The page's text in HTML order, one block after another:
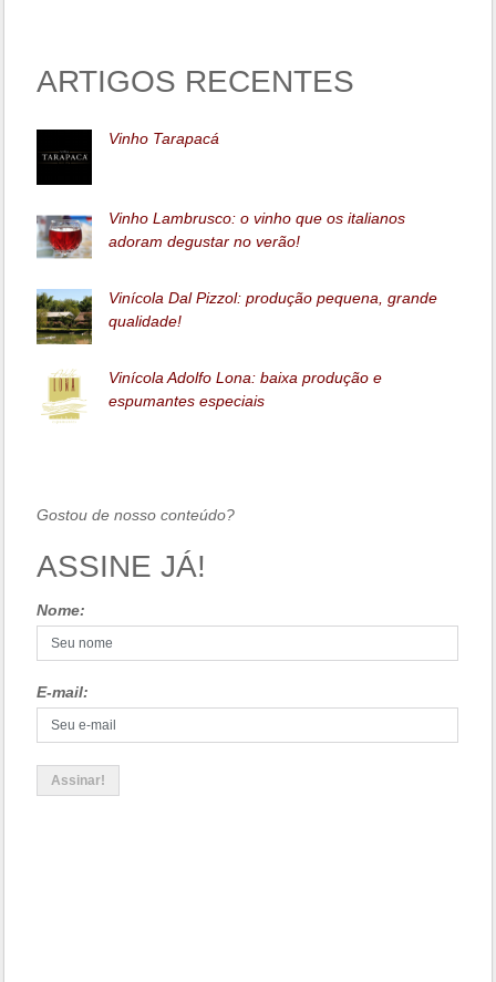
ARTIGOS RECENTES
Vinho Tarapacá
Vinho Lambrusco: o vinho que os italianos
adoram degustar no verão!
Vinícola Dal Pizzol: produção pequena, grande
qualidade!
Vinícola Adolfo Lona: baixa produção e
espumantes especiais
Gostou de nosso conteúdo?
ASSINE JÁ!
Nome:
E-mail: